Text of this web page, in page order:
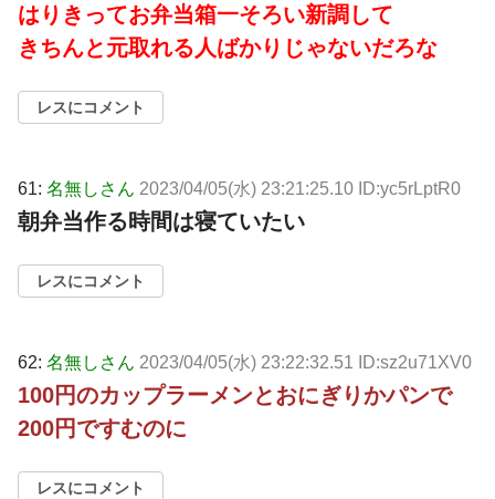
はりきってお弁当箱一そろい新調して
きちんと元取れる人ばかりじゃないだろな
レスにコメント
61: 名無しさん 2023/04/05(水) 23:21:25.10 ID:yc5rLptR0
朝弁当作る時間は寝ていたい
レスにコメント
62: 名無しさん 2023/04/05(水) 23:22:32.51 ID:sz2u71XV0
100円のカップラーメンとおにぎりかパンで
200円ですむのに
レスにコメント